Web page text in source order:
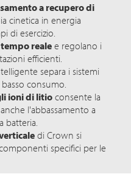
a recupero di
cinetica in energia
di esercizio.
realee regolano i
efficienti.
separa i sistemi
consumo.
ioni di litio consente la
l'abbassamento a
batteria.
di Crown si
specifici per le